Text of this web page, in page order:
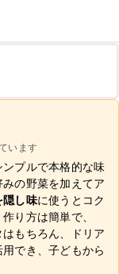
います
プルで本格的な味
の野菜を加えてア
隠し味に使うとコク
り方は簡単で、
もちろん、ドリア
でき、子どもから